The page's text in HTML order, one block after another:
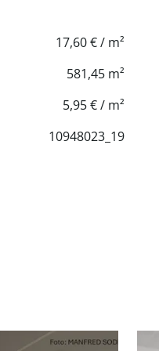
17,60 € / m²
581,45 m²
5,95 € / m²
10948023_19